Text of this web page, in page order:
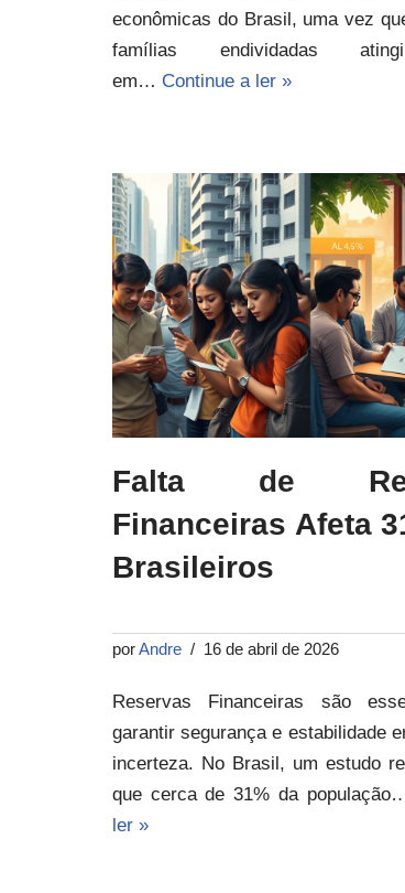
econômicas do Brasil, uma vez
famílias endividadas
em… Continue a ler »
Falta de
Financeiras Afeta
Brasileiros
porAndre 16 de abril de 2026
Reservas Financeiras são
garantir segurança e estabilidade
incerteza. No Brasil, um estudo
que cerca de 31% da
ler »